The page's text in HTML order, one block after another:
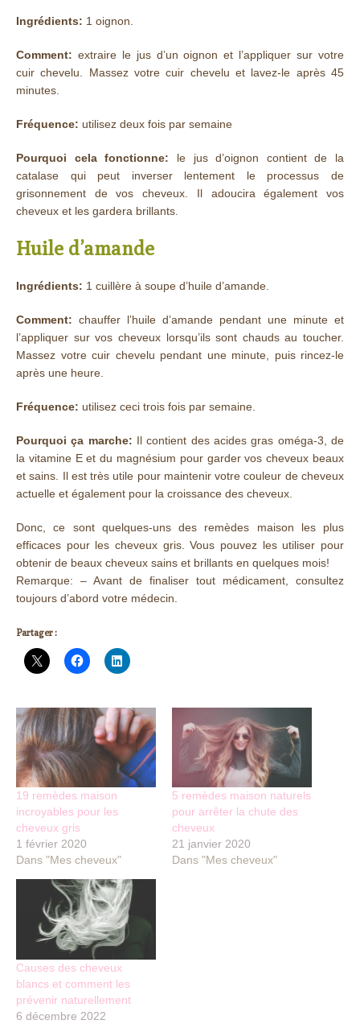
Ingrédients: 1 oignon.
Comment: extraire le jus d’un oignon et l’appliquer sur votre
cuir chevelu. Massez votre cuir chevelu et lavez-le après 45
minutes.
Fréquence: utilisez deux fois par semaine
Pourquoi cela fonctionne: le jus d’oignon contient de la
catalase qui peut inverser lentement le processus de
grisonnement de vos cheveux. Il adoucira également vos
cheveux et les gardera brillants.
Huile d’amande
Ingrédients: 1 cuillère à soupe d’huile d’amande.
Comment: chauffer l’huile d’amande pendant une minute et
l’appliquer sur vos cheveux lorsqu’ils sont chauds au toucher.
Massez votre cuir chevelu pendant une minute, puis rincez-le
après une heure.
Fréquence: utilisez ceci trois fois par semaine.
Pourquoi ça marche: Il contient des acides gras oméga-3, de
la vitamine E et du magnésium pour garder vos cheveux beaux
et sains. Il est très utile pour maintenir votre couleur de cheveux
actuelle et également pour la croissance des cheveux.
Donc, ce sont quelques-uns des remèdes maison les plus
efficaces pour les cheveux gris. Vous pouvez les utiliser pour
obtenir de beaux cheveux sains et brillants en quelques mois!
Remarque: – Avant de finaliser tout médicament, consultez
toujours d’abord votre médecin.
Partager :
19 remèdes maison
incroyables pour les
cheveux gris
1 février 2020
Dans "Mes cheveux"
5 remèdes maison naturels
pour arrêter la chute des
cheveux
21 janvier 2020
Dans "Mes cheveux"
Causes des cheveux
blancs et comment les
prévenir naturellement
6 décembre 2022